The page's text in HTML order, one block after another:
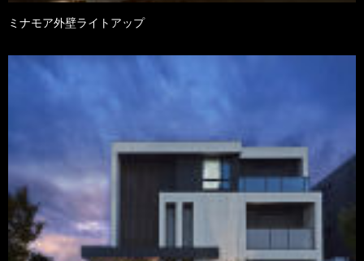
ミナモア外壁ライトアップ